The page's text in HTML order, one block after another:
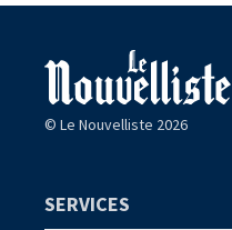
© Le Nouvelliste 2026
SERVICES